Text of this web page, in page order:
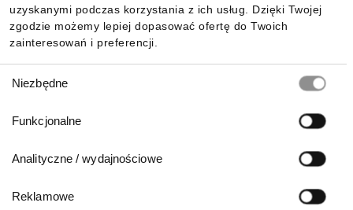
uzyskanymi podczas korzystania z ich usług. Dzięki Twojej
zgodzie możemy lepiej dopasować ofertę do Twoich
zainteresowań i preferencji.
zgody
Niezbędne
Funkcjonalne
Analityczne / wydajnościowe
Reklamowe